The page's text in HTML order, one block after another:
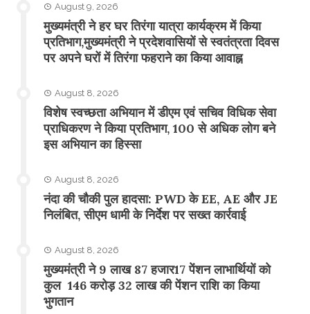
August 9, 2026
मुख्यमंत्री ने हर घर तिरंगा यात्रा कार्यक्रम में किया
प्रतिभाग,मुख्यमंत्री ने प्रदेशवासियों से स्वतंत्रता दिवस
पर अपने घरों में तिरंगा फहराने का किया आवाह्न
August 8, 2026
विशेष स्वच्छता अभियान में डीएम एवं सचिव विधिक सेवा
प्राधिकरण ने किया प्रतिभाग, 100 से अधिक लोग बने
इस अभियान का हिस्सा
August 8, 2026
नंदा की चौकी पुल हादसा: PWD के EE, AE और JE
निलंबित, सीएम धामी के निर्देश पर सख्त कार्रवाई
August 8, 2026
मुख्यमंत्री ने 9 लाख 87 हजार17 पेंशन लाभार्थियों को
कुल 146 करोड़ 32 लाख की पेंशन राशि का किया
भुगतान